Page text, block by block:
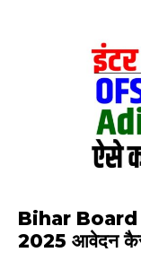
Bihar
2025 आवेदन